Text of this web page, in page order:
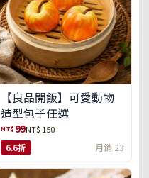
【良品開飯】可愛動物
造型包子任選
NT$ 99NT$ 150
6.6折 月銷 23